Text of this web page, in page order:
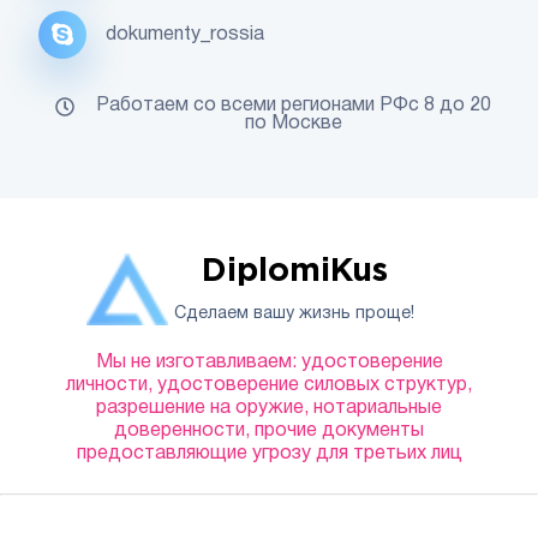
DiplomiKus
Сделаем вашу жизнь проще!
Мы не изготавливаем: удостоверение
личности, удостоверение силовых структур,
разрешение на оружие, нотариальные
доверенности, прочие документы
предоставляющие угрозу для третьих лиц
dokumenty_rossia
Работаем со всеми регионами РФс 8 до 20
по Москве